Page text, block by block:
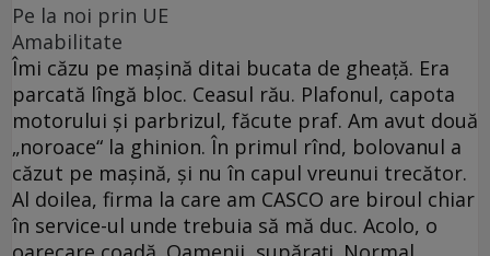
Pe la noi prin UE
Amabilitate
Îmi căzu pe maşină ditai bucata de gheaţă. Era
parcată lîngă bloc. Ceasul rău. Plafonul, capota
motorului şi parbrizul, făcute praf. Am avut două
„noroace“ la ghinion. În primul rînd, bolovanul a
căzut pe maşină, şi nu în capul vreunui trecător.
Al doilea, firma la care am CASCO are biroul chiar
în service-ul unde trebuia să mă duc. Acolo, o